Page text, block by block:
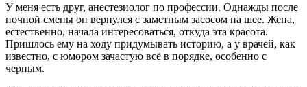
У меня есть друг, анестезиолог по профессии. Однажды после
ночной смены он вернулся с заметным засосом на шее. Жена,
естественно, начала интересоваться, откуда эта красота.
Пришлось ему на ходу придумывать историю, а у врачей, как
известно, с юмором зачастую всё в порядке, особенно с
черным.